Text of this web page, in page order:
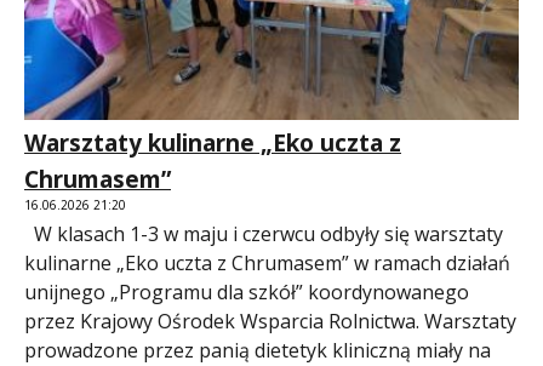
Warsztaty kulinarne „Eko uczta z
Chrumasem”
16.06.2026 21:20
W klasach 1-3 w maju i czerwcu odbyły się warsztaty
kulinarne „Eko uczta z Chrumasem” w ramach działań
unijnego „Programu dla szkół” koordynowanego
przez Krajowy Ośrodek Wsparcia Rolnictwa. Warsztaty
prowadzone przez panią dietetyk kliniczną miały na